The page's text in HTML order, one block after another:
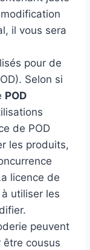
il vous sera
pour de
Selon si
POD
de POD
les produits,
licence de
utiliser les
peuvent
être cousus